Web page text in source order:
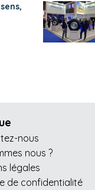
nous
nous ?
légales
de confidentialité